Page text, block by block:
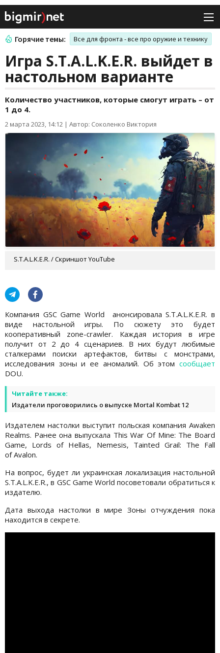
Горячие темы: Все для фронта - все про оружие и технику
Игра S.T.A.L.K.E.R. выйдет в
настольном варианте
Количество участников, которые смогут играть – от
1 до 4.
2 марта 2023, 14:12 | Автор: Соколенко Виктория
S.T.A.L.K.E.R. / Скриншот YouTube
Компания GSC Game World анонсировала S.T.A.L.K.E.R. в
виде настольной игры. По сюжету это будет
кооперативный zone-crawler. Каждая история в игре
получит от 2 до 4 сценариев. В них будут любимые
сталкерами поиски артефактов, битвы с монстрами,
исследования зоны и ее аномалий. Об этом сообщает
DOU.
Читайте также:
Издатели проговорились о выпуске Mortal Kombat 12
Издателем настолки выступит польская компания Awaken
Realms. Ранее она выпускала This War Of Mine: The Board
Game, Lords of Hellas, Nemesis, Tainted Grail: The Fall
of Avalon.
На вопрос, будет ли украинская локализация настольной
S.T.A.L.K.E.R., в GSC Game World посоветовали обратиться к
издателю.
Дата выхода настолки в мире Зоны отчуждения пока
находится в секрете.